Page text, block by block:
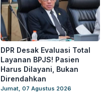
DPR Desak Evaluasi Total
Layanan BPJS! Pasien
Harus Dilayani, Bukan
Direndahkan
Jumat, 07 Agustus 2026